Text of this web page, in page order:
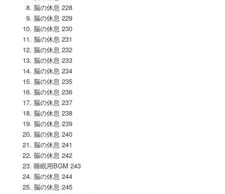
脳の休息 228
脳の休息 229
脳の休息 230
脳の休息 231
脳の休息 232
脳の休息 233
脳の休息 234
脳の休息 235
脳の休息 236
脳の休息 237
脳の休息 238
脳の休息 239
脳の休息 240
脳の休息 241
脳の休息 242
睡眠用BGM 243
脳の休息 244
脳の休息 245